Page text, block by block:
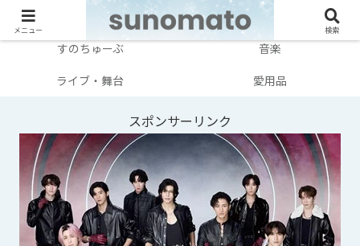
メンバー別
テレビ・映画
すのちゅーぶ
音楽
ライブ・舞台
愛用品
スポンサーリンク
メニュー 検索